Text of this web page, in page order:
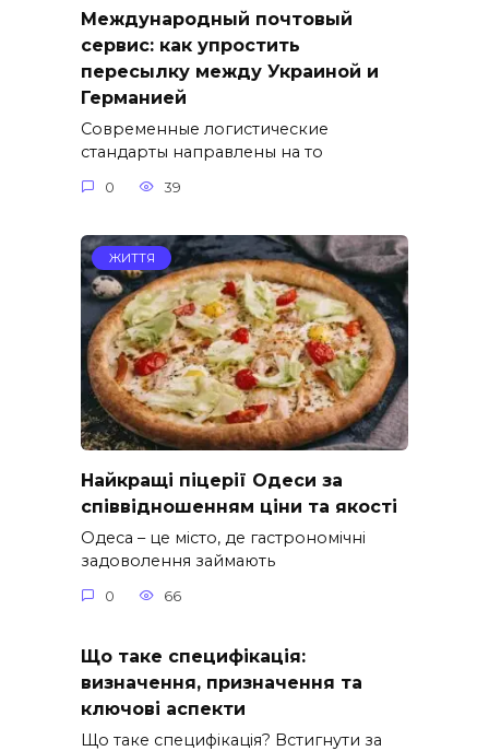
Международный почтовый
сервис: как упростить
пересылку между Украиной и
Германией
Современные логистические
стандарты направлены на то
0 39
ЖИТТЯ
Найкращі піцерії Одеси за
співвідношенням ціни та якості
Одеса – це місто, де гастрономічні
задоволення займають
0 66
Що таке специфікація:
визначення, призначення та
ключові аспекти
Що таке специфікація? Встигнути за